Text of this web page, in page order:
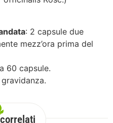
: 2 capsule due
mezz’ora prima del
60 capsule.